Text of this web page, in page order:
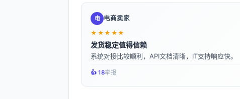
电 电商卖家
★★★★★
发货稳定值得信赖
系统对接比较顺利，API文档清晰，IT支持响应快。
👍️ 18举报